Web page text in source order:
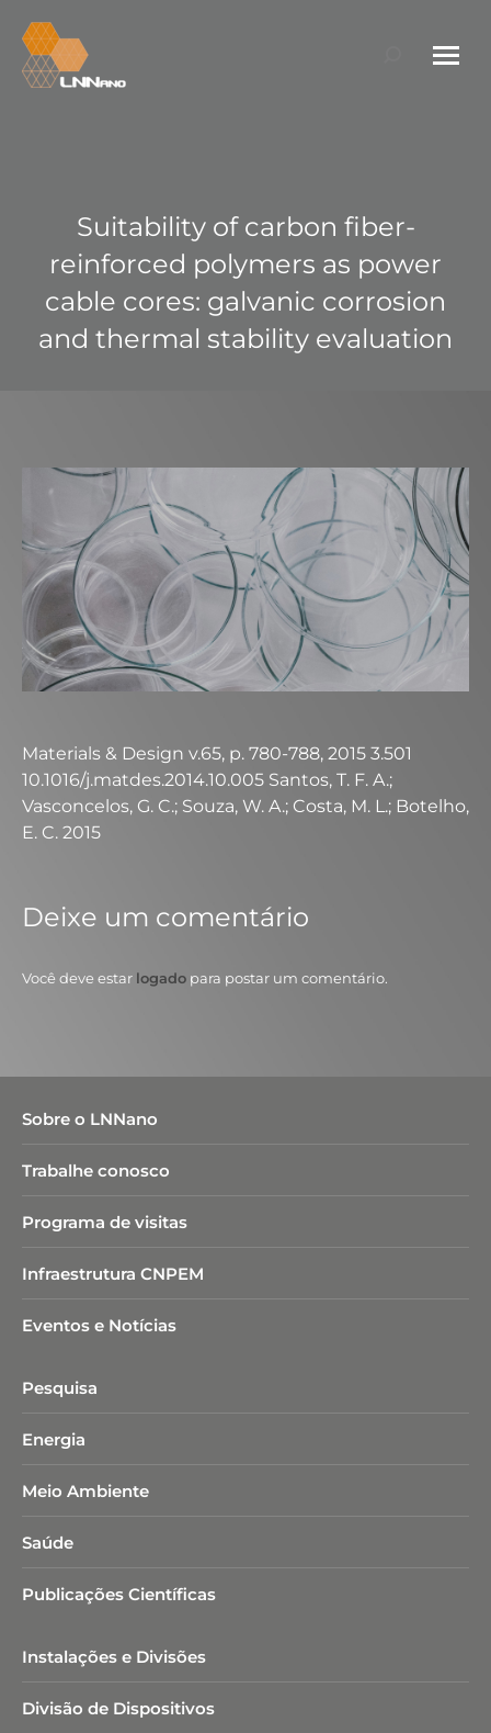
Search:
Suitability of carbon fiber-
reinforced polymers as power
cable cores: galvanic corrosion
and thermal stability evaluation
Materials & Design v.65, p. 780-788, 2015 3.501
10.1016/j.matdes.2014.10.005 Santos, T. F. A.;
Vasconcelos, G. C.; Souza, W. A.; Costa, M. L.; Botelho,
E. C. 2015
Deixe um comentário
Você deve estar logado para postar um comentário.
Sobre o LNNano
Trabalhe conosco
Programa de visitas
Infraestrutura CNPEM
Eventos e Notícias
Pesquisa
Energia
Meio Ambiente
Saúde
Publicações Científicas
Instalações e Divisões
Divisão de Dispositivos